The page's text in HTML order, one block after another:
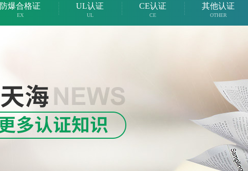
防爆合格证
EX
UL认证
UL
CE认证
CE
其他认证
OTHER